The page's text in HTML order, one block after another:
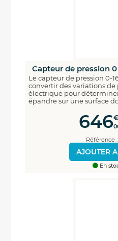
Capteur de pression 0
Le capteur de pression 0-
convertir des variations de
électrique pour
épandre sur une surface
646
Référence
AJOUTER
En